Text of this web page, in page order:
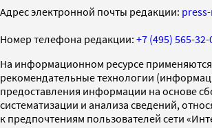
Адрес электронной почты редакции:
Номер телефона редакции: +7 (495) 565-32-
На информационном ресурсе применяются
рекомендательные технологии
предоставления информации на основе
систематизации и анализа сведений,
к предпочтениям пользователей сети